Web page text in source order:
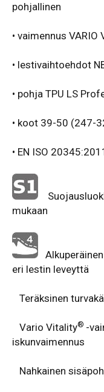
pohjallinen
• vaimennus VARIO
• lestivaihtoehdot
• pohja TPU LS
• koot 39-50 (247-
• EN ISO
mukaan
eri lestin leveyttä
Teräksinen
Vario Vitality® -
iskunvaimennus
Nahkainen